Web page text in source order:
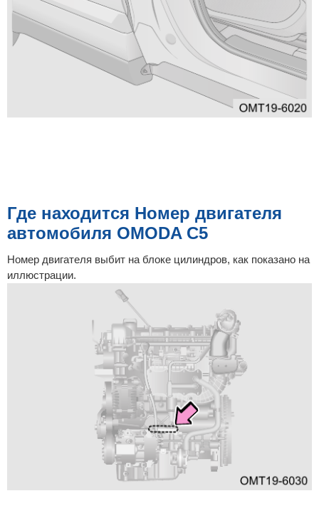
Где находится Номер двигателя
автомобиля OMODA C5
Номер двигателя выбит на блоке цилиндров, как показано на
иллюстрации.